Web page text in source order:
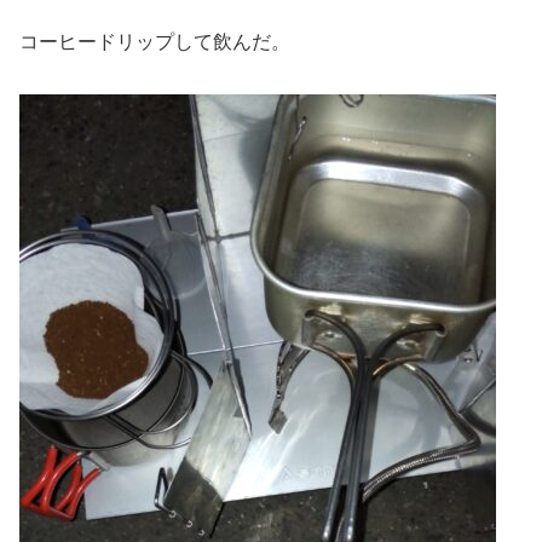
コーヒードリップして飲んだ。